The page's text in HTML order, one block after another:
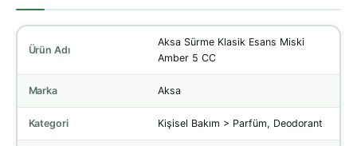
Ürün Adı
Aksa Sürme Klasik Esans Miski
Amber 5 CC
Marka Aksa
Kategori Kişisel Bakım > Parfüm, Deodorant